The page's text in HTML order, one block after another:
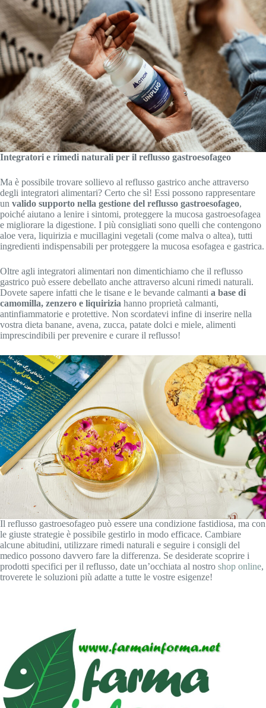
Integratori e rimedi naturali per il reflusso gastroesofageo
Ma è possibile trovare sollievo al reflusso gastrico anche attraverso
degli integratori alimentari? Certo che sì! Essi possono rappresentare
un valido supporto nella gestione del reflusso gastroesofageo,
poiché aiutano a lenire i sintomi, proteggere la mucosa gastroesofagea
e migliorare la digestione. I più consigliati sono quelli che contengono
aloe vera, liquirizia e mucillagini vegetali (come malva o altea), tutti
ingredienti indispensabili per proteggere la mucosa esofagea e gastrica.
Oltre agli integratori alimentari non dimentichiamo che il reflusso
gastrico può essere debellato anche attraverso alcuni rimedi naturali.
Dovete sapere infatti che le tisane e le bevande calmanti a base di
camomilla, zenzero e liquirizia hanno proprietà calmanti,
antinfiammatorie e protettive. Non scordatevi infine di inserire nella
vostra dieta banane, avena, zucca, patate dolci e miele, alimenti
imprescindibili per prevenire e curare il reflusso!
Il reflusso gastroesofageo può essere una condizione fastidiosa, ma con
le giuste strategie è possibile gestirlo in modo efficace. Cambiare
alcune abitudini, utilizzare rimedi naturali e seguire i consigli del
medico possono davvero fare la differenza. Se desiderate scoprire i
prodotti specifici per il reflusso, date un’occhiata al nostro shop online,
troverete le soluzioni più adatte a tutte le vostre esigenze!